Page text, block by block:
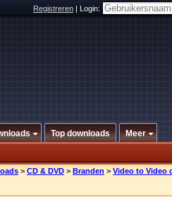
Registreren|Login:
Top downloads Meer
> CD & DVD > Branden > Video to Video